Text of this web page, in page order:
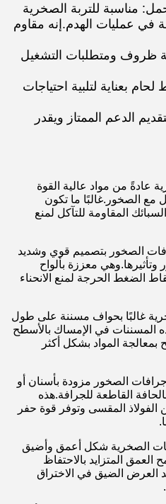
مناسبة للتربة الصخرية
في عمليات الهدم.إنه مقاوم
ظروف ومتطلبات التشغيل
بعناية لتلبية احتياجات
الدعم الممتاز ويقدر
عادةً من مواد عالية القوة
مع الصخور.غالبًا ما تكون
المقاومة للتآكل لمنع
الصخور بتصميم قوي وشديد
معززة بألواح
الضغط الحرجة لمنع الانحناء
غالبًا بحواف مسننة على طول
المسننات في الإمساك بالأسطح
بمعالجة المواد بشكل أكثر
الصخور مزودة بأسنان أو
القاطعة للجرافة.هذه
الفولاذ المقسى وتوفر قوة حفر
الصخرية شكل أعمق وأضيق
العمق المتزايد بالاحتفاظ
العرض الضيق في الاختراق